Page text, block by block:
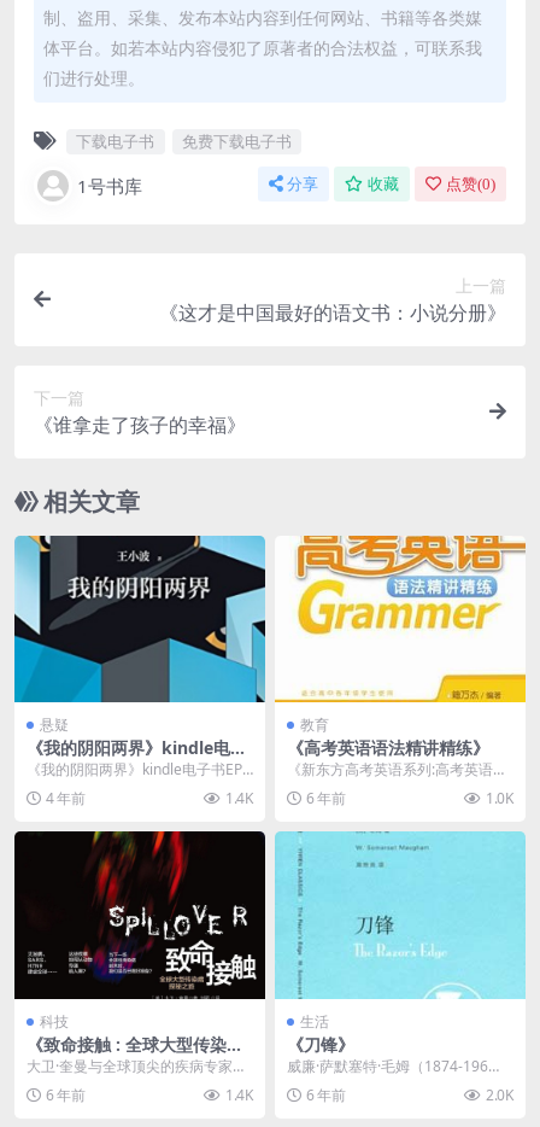
制、盗用、采集、发布本站内容到任何网站、书籍等各类媒
体平台。如若本站内容侵犯了原著者的合法权益，可联系我
们进行处理。
下载电子书 免费下载电子书
1号书库 分享 收藏 点赞(0)
上一篇
《这才是中国最好的语文书：小说分册》
下一篇
《谁拿走了孩子的幸福》
相关文章
悬疑
《我的阴阳两界》kindle电子
书EPUB/MOBI/AZW3格式下
载
《我的阴阳两界》kindle电子书EPU
B/MOBI/AZW3格式下载介绍 书
名...4 年前 1.4K
教育
《高考英语语法精讲精练》
《新东方高考英语系列:高考英语语
法精讲精练》融入北京新东方学校
中学部优秀教师们的...
6 年前 1.0K
科技
《致命接触 : 全球大型传染病
探秘之旅》
大卫·奎曼与全球顶尖的疾病专家展
开了一项惊险、刺激的冒险之旅：
在中国网捕蝙蝠，在...
6 年前 1.4K
生活
《刀锋》
威廉·萨默塞特·毛姆（1874-196
5），英国著名小说家、戏剧家。
《刀锋》是他...
6 年前 2.0K